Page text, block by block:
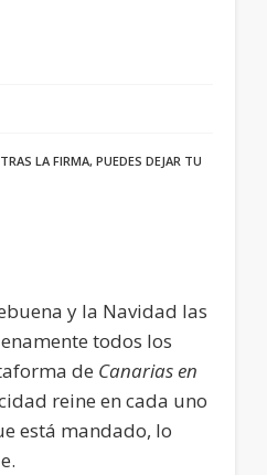
LA FIRMA, PUEDES DEJAR TU
y la Navidad las
todos los
de Canarias en
reine en cada uno
está mandado, lo